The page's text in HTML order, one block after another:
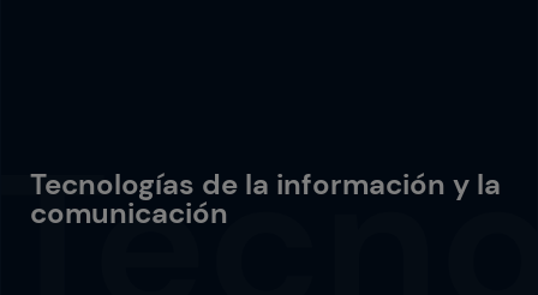
Tecnologías de la información y la
comunicación